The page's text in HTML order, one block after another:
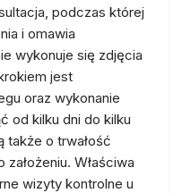
podczas której
i omawia
wykonuje się zdjęcia
jest
oraz wykonanie
od kilku dni do kilku
także o trwałość
Właściwa
wizyty kontrolne u